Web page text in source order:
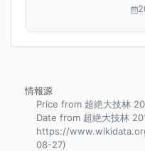
情報源
Price from 超絶大技林
Date from 超絶大技林
https://
08-27)